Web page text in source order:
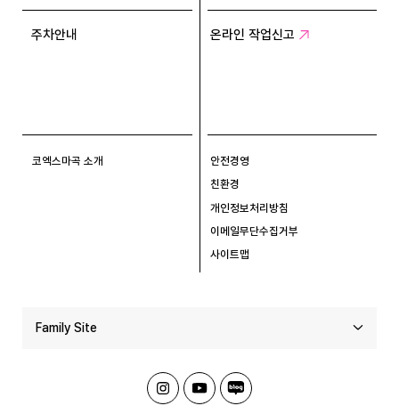
주차안내 온라인 작업신고
코엑스마곡 소개
안전경영
친환경
개인정보처리방침
이메일무단수집거부
사이트맵
Family Site